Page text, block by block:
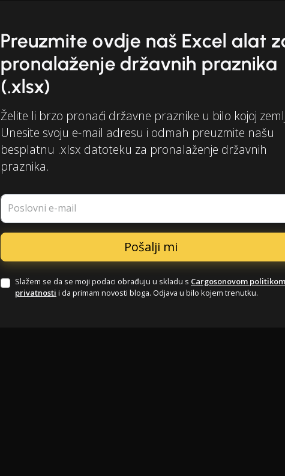
Preuzmite ovdje naš Excel alat
pronalaženje državnih praznika
(.xlsx)
Želite li brzo pronaći državne praznike u bilo kojoj
Unesite svoju e-mail adresu i odmah preuzmite našu
besplatnu .xlsx datoteku za pronalaženje državnih
praznika.
Poslovni e-mail
Slažem se da se moji podaci obrađuju u skladu s Cargosonovom politikom
privatnosti i da primam novosti bloga. Odjava u bilo kojem trenutku.